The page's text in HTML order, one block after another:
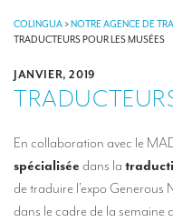
À PROPOS
RSE
Nos références
INTERPRÉTATION
COLINGUA>NOTRE AGENCE DE
TRADUCTEURS POUR LES MUSÉES
JANVIER, 2019
En collaboration avec le
spécialisée dans la
de traduire l’expo Generous
dans le cadre de la semaine